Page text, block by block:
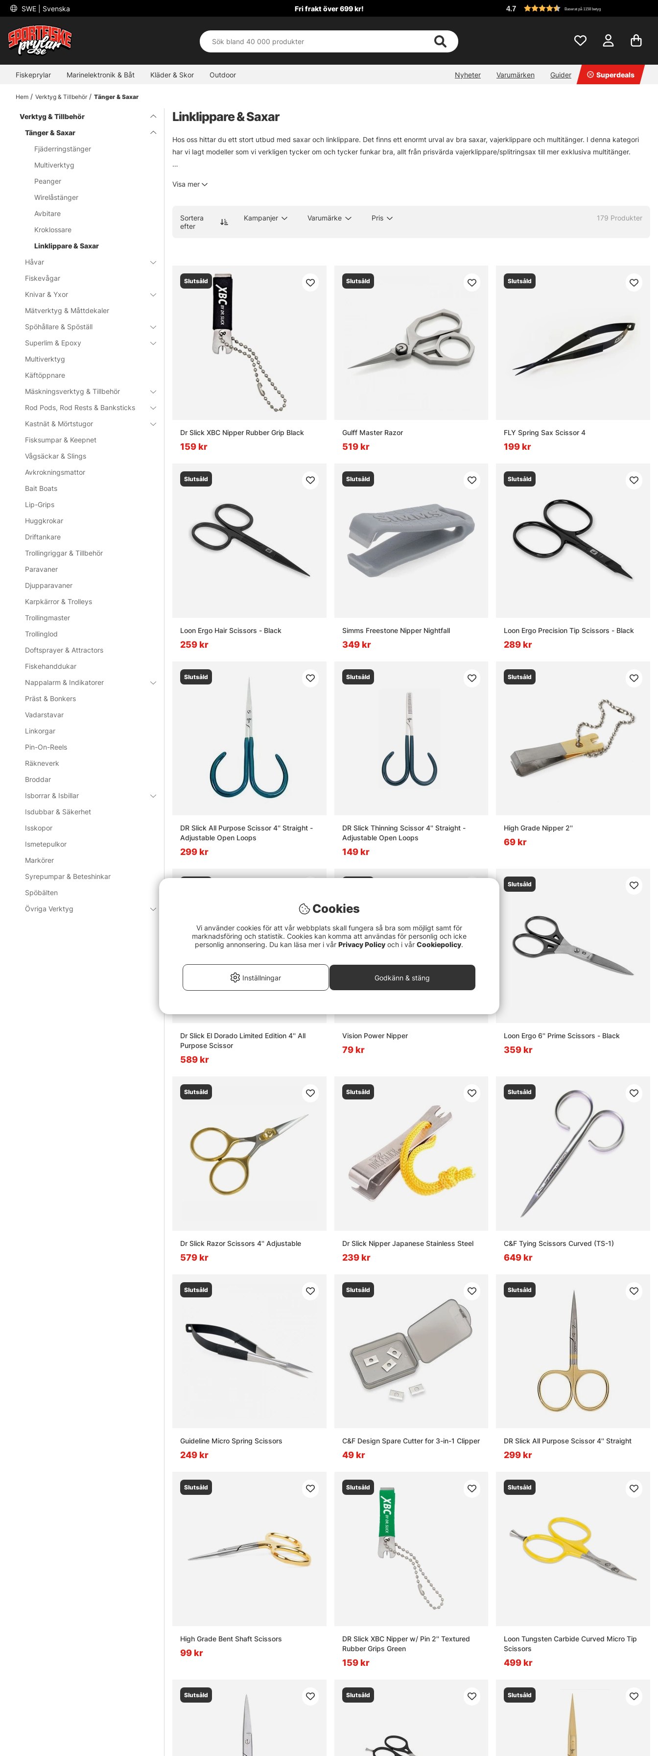
SWE | Svenska Fri frakt över 699 kr! 4.7 Baserat på 1158 betyg
Fiskeprylar Marinelektronik & Båt Kläder & Skor Outdoor Nyheter Varumärken Guider Superdeals
Hem Verktyg & Tillbehör Tänger & Saxar
Verktyg & Tillbehör
Tänger & Saxar
Fjäderringstänger
Multiverktyg
Peanger
Wirelåstänger
Avbitare
Kroklossare
Linklippare & Saxar
Håvar
Fiskevågar
Knivar & Yxor
Mätverktyg & Måttdekaler
Spöhållare & Spöställ
Superlim & Epoxy
Multiverktyg
Käftöppnare
Mäskningsverktyg & Tillbehör
Rod Pods, Rod Rests & Banksticks
Kastnät & Mörtstugor
Fisksumpar & Keepnet
Vågsäckar & Slings
Avkrokningsmattor
Bait Boats
Lip-Grips
Huggkrokar
Driftankare
Trollingriggar & Tillbehör
Paravaner
Djupparavaner
Karpkärror & Trolleys
Trollingmaster
Trollinglod
Doftsprayer & Attractors
Fiskehanddukar
Nappalarm & Indikatorer
Präst & Bonkers
Vadarstavar
Linkorgar
Pin-On-Reels
Räkneverk
Broddar
Isborrar & Isbillar
Isdubbar & Säkerhet
Isskopor
Ismetepulkor
Markörer
Syrepumpar & Beteshinkar
Spöbälten
Övriga Verktyg
Linklippare & Saxar
Hos oss hittar du ett stort utbud med saxar och linklippare. Det finns ett enormt urval av bra saxar, vajerklippare och multitänger. I denna kategori
har vi lagt modeller som vi verkligen tycker om och tycker funkar bra, allt från prisvärda vajerklippare/splitringsax till mer exklusiva multitänger.
Visa mer
Sortera
efter
Kampanjer Varumärke Pris 179 Produkter
Slutsåld
Dr Slick XBC Nipper Rubber Grip Black
159 kr
Slutsåld
Gulff Master Razor
519 kr
Slutsåld
FLY Spring Sax Scissor 4
199 kr
Slutsåld
Loon Ergo Hair Scissors - Black
259 kr
Slutsåld
Simms Freestone Nipper Nightfall
349 kr
Slutsåld
Loon Ergo Precision Tip Scissors - Black
289 kr
Slutsåld
DR Slick All Purpose Scissor 4'' Straight -
Adjustable Open Loops
299 kr
Slutsåld
DR Slick Thinning Scissor 4'' Straight -
Adjustable Open Loops
149 kr
Slutsåld
High Grade Nipper 2''
69 kr
Dr Slick El Dorado Limited Edition 4'' All
Purpose Scissor
589 kr
Vision Power Nipper
79 kr
Slutsåld
Loon Ergo 6'' Prime Scissors - Black
359 kr
Slutsåld
Dr Slick Razor Scissors 4'' Adjustable
579 kr
Slutsåld
Dr Slick Nipper Japanese Stainless Steel
239 kr
Slutsåld
C&F Tying Scissors Curved (TS-1)
649 kr
Slutsåld
Guideline Micro Spring Scissors
249 kr
Slutsåld
C&F Design Spare Cutter for 3-in-1 Clipper
49 kr
Slutsåld
DR Slick All Purpose Scissor 4'' Straight
299 kr
Slutsåld
High Grade Bent Shaft Scissors
99 kr
Slutsåld
DR Slick XBC Nipper w/ Pin 2'' Textured
Rubber Grips Green
159 kr
Slutsåld
Loon Tungsten Carbide Curved Micro Tip
Scissors
499 kr
Slutsåld Slutsåld Slutsåld
Cookies
Vi använder cookies för att vår webbplats skall fungera så bra som möjligt samt för
marknadsföring och statistik. Cookies kan komma att användas för personlig och icke
personlig annonsering. Du kan läsa mer i vår Privacy Policy och i vår Cookiepolicy.
Inställningar Godkänn & stäng